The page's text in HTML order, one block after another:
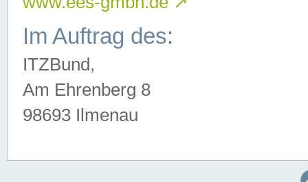
Im Auftrag des:
ITZBund,
Am Ehrenberg 8
98693 Ilmenau